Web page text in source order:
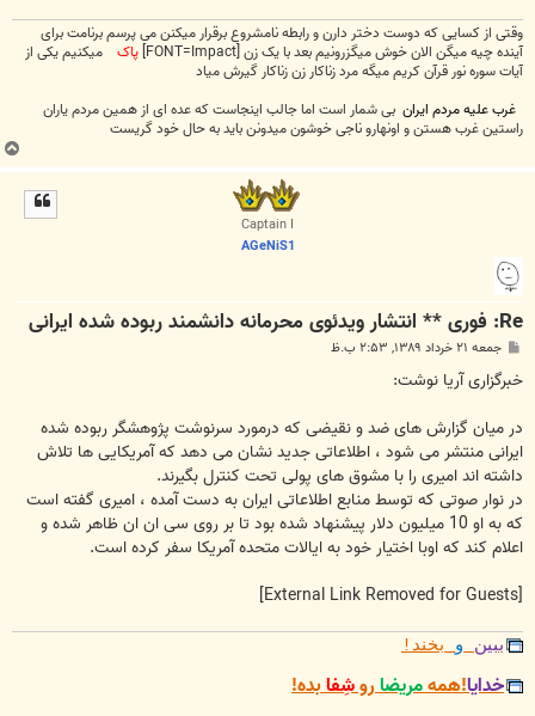
وقتی از کسایی که دوست دختر دارن و رابطه نامشروع برقرار میکنن می پرسم برنامت برای
آینده چیه میگن الان خوش میگزرونیم بعد با یک زن [FONT=Impact]
پاکمیکنیم یکی از
آیات سوره نور قرآن کریم میگه مرد زناکار زن زناکار گیرش میاد
غرب علیه مردم ایرانبی شمار است اما جالب اینجاست که عده ای از همین مردم یاران
راستین غرب هستن و اونهارو ناجی خوشون میدونن باید به حال خود گریست
ب
ا
Captain I
AGeNiS1
Re: فوری ** انتشار ویدئوی محرمانه دانشمند ربوده شده ایرانی
پ
ت
جمعه ۲۱ خرداد ۱۳۸۹, ۲:۵۳ ب.ظ
خبرگزاری آریا نوشت:
در میان گزارش های ضد و نقیضی که درمورد سرنوشت پژوهشگر ربوده شده
ایرانی منتشر می شود ، اطلاعاتی جدید نشان می دهد که آمریکایی ها تلاش
داشته اند امیری را با مشوق های پولی تحت کنترل بگیرند.
در نوار صوتی که توسط منابع اطلاعاتی ایران به دست آمده ، امیری گفته است
که به او 10 میلیون دلار پیشنهاد شده بود تا بر روی سی ان ان ظاهر شده و
اعلام کند که اوبا اختیار خود به ایالات متحده آمریکا سفر کرده است.
ببین وبخند!
خدایا!همهمریضاروشِفابده!